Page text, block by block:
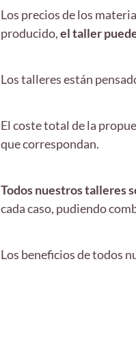
Los precios de los
producido,el taller
Los talleres están
El coste total de la
que correspondan.
Todos nuestros talleres
cada caso, pudiendo
Los beneficios de todos